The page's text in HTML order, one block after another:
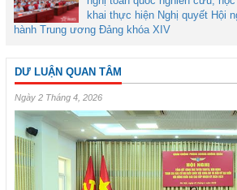
khai thực hiện Nghị quyết Hội
hành Trung ương Đảng khóa XIV
DƯ LUẬN QUAN TÂM
Ngày 2 Tháng 4, 2026